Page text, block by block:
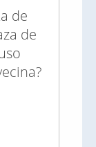
de
de